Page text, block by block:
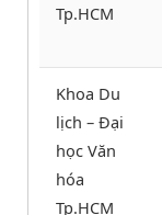
Tp.HCM
Khoa Du
lịch – Đại
học Văn
hóa
Tp.HCM